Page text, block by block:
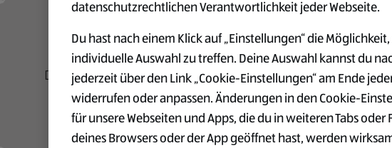
Dieser Inhalt kann aufgrund deiner Datenschutzeinstellungen nicht
KLICKE HIER, UM DEN INHALT ZU
datenschutzrechtlichen Verantwortlichkeit jeder Webseite.
Du hast nach einem Klick auf „Einstellungen“ die
individuelle Auswahl zu treffen. Deine Auswahl kannst du
jederzeit über den Link „Cookie-Einstellungen“ am Ende
widerrufen oder anpassen. Änderungen in den Cookie-
für unsere Webseiten und Apps, die du in weiteren Tabs oder
deines Browsers oder der App geöffnet hast, werden